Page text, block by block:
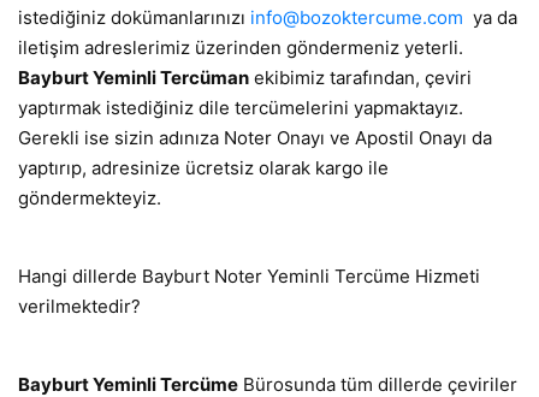
istediğiniz dokümanlarınızı info@bozoktercume.com ya da
iletişim adreslerimiz üzerinden göndermeniz yeterli.
Bayburt Yeminli Tercüman ekibimiz tarafından, çeviri
yaptırmak istediğiniz dile tercümelerini yapmaktayız.
Gerekli ise sizin adınıza Noter Onayı ve Apostil Onayı da
yaptırıp, adresinize ücretsiz olarak kargo ile
göndermekteyiz.
Hangi dillerde Bayburt Noter Yeminli Tercüme Hizmeti
verilmektedir?
Bayburt Yeminli Tercüme Bürosunda tüm dillerde çeviriler